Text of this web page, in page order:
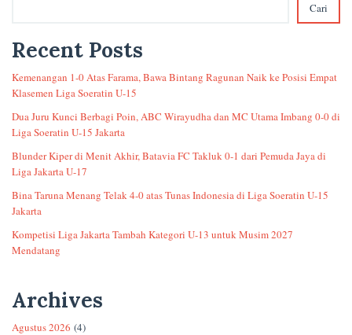
Cari
Recent Posts
Kemenangan 1-0 Atas Farama, Bawa Bintang Ragunan Naik ke Posisi Empat
Klasemen Liga Soeratin U-15
Dua Juru Kunci Berbagi Poin, ABC Wirayudha dan MC Utama Imbang 0-0 di
Liga Soeratin U-15 Jakarta
Blunder Kiper di Menit Akhir, Batavia FC Takluk 0-1 dari Pemuda Jaya di
Liga Jakarta U-17
Bina Taruna Menang Telak 4-0 atas Tunas Indonesia di Liga Soeratin U-15
Jakarta
Kompetisi Liga Jakarta Tambah Kategori U-13 untuk Musim 2027
Mendatang
Archives
Agustus 2026 (4)